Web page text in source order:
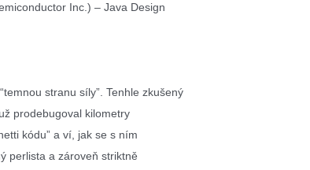
Inc.) – Java Design
stranu síly”. Tenhle zkušený
prodebugoval kilometry
kódu” a ví, jak se s ním
perlista a zároveň striktně